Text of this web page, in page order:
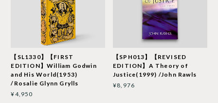
【SL1330】【FIRST
EDITION】William Godwin
and His World(1953)
/Rosalie Glynn Grylls
¥4,950
【SPH013】【REVISED
EDITION】A Theory of
Justice(1999) /John Rawls
¥8,976